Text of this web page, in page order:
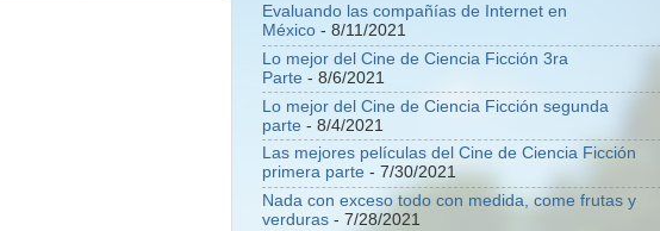
Evaluando las compañías de Internet en
México - 8/11/2021
Lo mejor del Cine de Ciencia Ficción 3ra
Parte - 8/6/2021
Lo mejor del Cine de Ciencia Ficción segunda
parte - 8/4/2021
Las mejores películas del Cine de Ciencia Ficción
primera parte - 7/30/2021
Nada con exceso todo con medida, come frutas y
verduras - 7/28/2021